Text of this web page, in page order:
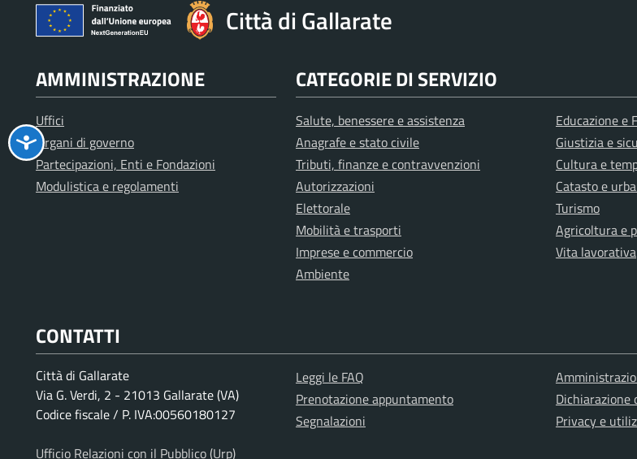
Città di Gallarate
AMMINISTRAZIONE
Uffici
Organi di governo
Partecipazioni, Enti e Fondazioni
Modulistica e regolamenti
CATEGORIE DI SERVIZIO
Salute, benessere e assistenza
Anagrafe e stato civile
Tributi, finanze e contravvenzioni
Autorizzazioni
Elettorale
Mobilità e trasporti
Imprese e commercio
Ambiente
Educazione e
Giustizia e
Cultura e
Catasto e
Turismo
Agricoltura e
Vita lavorativa
CONTATTI
Città di Gallarate
Via G. Verdi, 2 - 21013 Gallarate (VA)
Codice fiscale / P. IVA:00560180127
Ufficio Relazioni con il Pubblico (Urp)
Leggi le FAQ
Prenotazione appuntamento
Segnalazioni
Dichiarazione
Privacy e